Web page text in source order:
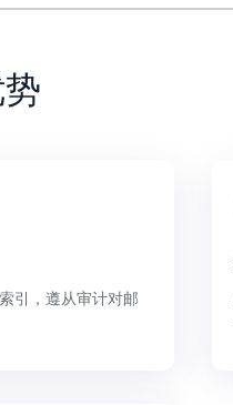
引，遵从审计对邮